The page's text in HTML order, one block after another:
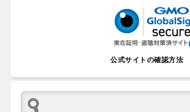
公式サイトの確認方法